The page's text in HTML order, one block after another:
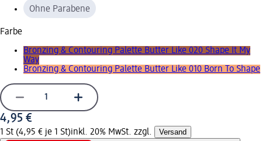
Ohne Parabene
Farbe
Bronzing & Contouring Palette Butter Like 020 Shape It My
Way
Bronzing & Contouring Palette Butter Like 010 Born To Shape
4,95 €
1 St (4,95 € je 1 St)inkl. 20% MwSt. zzgl. Versand